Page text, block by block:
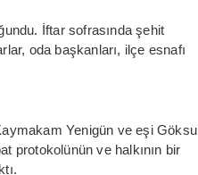
İftar sofrasında şehit
oda başkanları, ilçe esnafı
Yenigün ve eşi Göksu
protokolünün ve halkının bir